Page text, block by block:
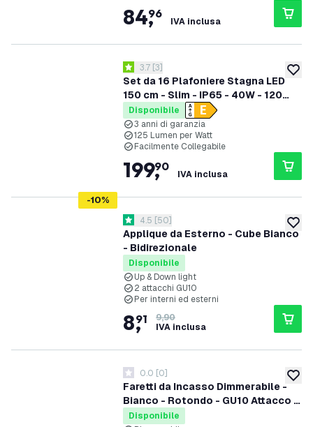
84,
96
IVA inclusa
Set da 16 Plafoniere Stagna LED
150 cm - Slim - IP65 - 40W - 120
lm/W - 4000K - Collegabile -
garanzia 3 anni
apri il cassetto delle recensioni
3.7 stelle di valutazione
3.7 [3]
Disponibile
3 anni di garanzia
125 Lumen per Watt
Facilmente Collegabile
199,
90
IVA inclusa
-10%
Applique da Esterno - Cube Bianco
- Bidirezionale
apri il cassetto delle recensioni
4.5 stelle di valutazione
4.5 [50]
Disponibile
Up & Down light
2 attacchi GU10
Per interni ed esterni
8,
91
9,90
IVA inclusa
Faretti da Incasso Dimmerabile -
Bianco - Rotondo - GU10 Attacco -
ø81mm
0 stelle di valutazione
0.0 [0]
Disponibile